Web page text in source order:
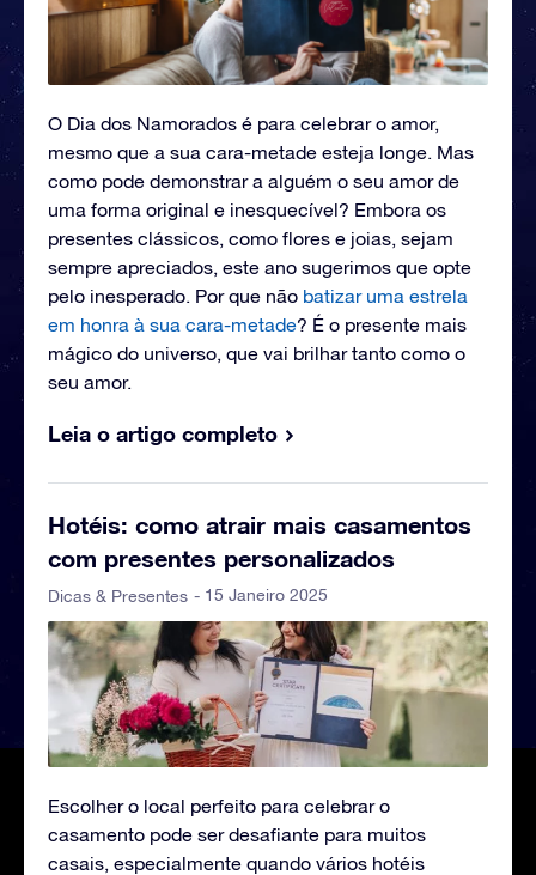
O Dia dos Namorados é para celebrar o amor,
mesmo que a sua cara-metade esteja longe. Mas
como pode demonstrar a alguém o seu amor de
uma forma original e inesquecível? Embora os
presentes clássicos, como flores e joias, sejam
sempre apreciados, este ano sugerimos que opte
pelo inesperado. Por que não batizar uma estrela
em honra à sua cara-metade? É o presente mais
mágico do universo, que vai brilhar tanto como o
seu amor.
Leia o artigo completo
Hotéis: como atrair mais casamentos
com presentes personalizados
Dicas & Presentes - 15 Janeiro 2025
Escolher o local perfeito para celebrar o
casamento pode ser desafiante para muitos
casais, especialmente quando vários hotéis